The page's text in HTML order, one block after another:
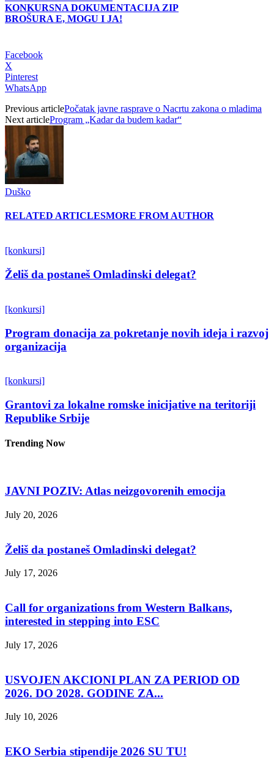
KONKURSNA DOKUMENTACIJA ZIP
BROŠURA E, MOGU I JA!
Facebook
X
Pinterest
WhatsApp
Previous articlePočatak javne rasprave o Nacrtu zakona o mladima
Next articleProgram „Kadar da budem kadar“
Duško
RELATED ARTICLESMORE FROM AUTHOR
[konkursi]
Želiš da postaneš Omladinski delegat?
[konkursi]
Program donacija za pokretanje novih ideja i razvoj
organizacija
[konkursi]
Grantovi za lokalne romske inicijative na teritoriji
Republike Srbije
Trending Now
JAVNI POZIV: Atlas neizgovorenih emocija
July 20, 2026
Želiš da postaneš Omladinski delegat?
July 17, 2026
Call for organizations from Western Balkans,
interested in stepping into ESC
July 17, 2026
USVOJEN AKCIONI PLAN ZA PERIOD OD
2026. DO 2028. GODINE ZA...
July 10, 2026
EKO Serbia stipendije 2026 SU TU!